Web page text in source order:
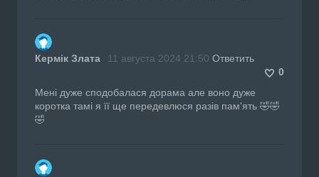
Кермік Злата 11 августа 2024 21:50 Ответить
0
Мені дуже сподобалася дорама але воно дуже
коротка тамі я її ще передевлюся разів пам'ять 🤣🤣
🤣